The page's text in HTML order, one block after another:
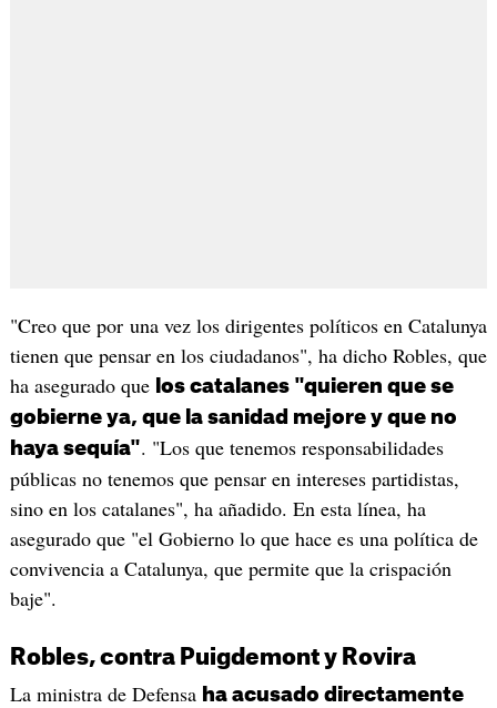
"Creo que por una vez los dirigentes políticos en Catalunya
tienen que pensar en los ciudadanos", ha dicho Robles, que
ha asegurado que los catalanes "quieren que se
gobierne ya, que la sanidad mejore y que no
haya sequía". "Los que tenemos responsabilidades
públicas no tenemos que pensar en intereses partidistas,
sino en los catalanes", ha añadido. En esta línea, ha
asegurado que "el Gobierno lo que hace es una política de
convivencia a Catalunya, que permite que la crispación
baje".
Robles, contra Puigdemont y Rovira
La ministra de Defensa ha acusado directamente